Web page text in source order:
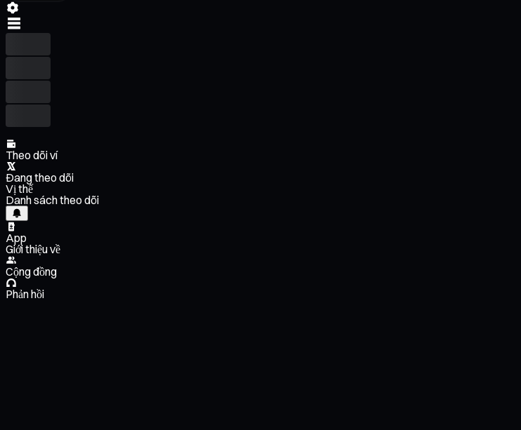
Theo dõi ví
Đang theo dõi
Vị thế
Danh sách theo dõi
App
Giới thiệu về
Cộng đồng
Phản hồi